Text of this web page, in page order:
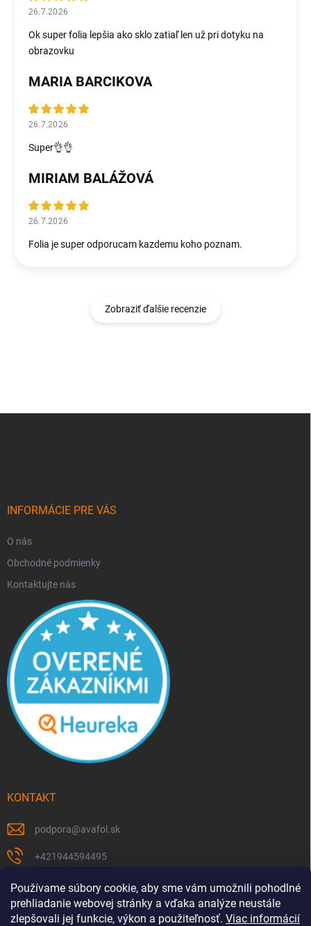
Používame súbory cookie, aby sme vám umožnili pohodlné
prehliadanie webovej stránky a vďaka analýze neustále
zlepšovali jej funkcie, výkon a použiteľnosť. Viac informácií
26.7.2026
Ok super folia lepšia ako sklo zatiaľ len už pri dotyku na
obrazovku
MARIA BARCIKOVA
26.7.2026
Super👌👌
MIRIAM BALÁŽOVÁ
26.7.2026
Folia je super odporucam kazdemu koho poznam.
Zobraziť ďalšie recenzie
INFORMÁCIE PRE VÁS
O nás
Obchodné podmienky
Kontaktujte nás
KONTAKT
podpora@avafol.sk
+421944594495
https://www.facebook.com/p/avafolsk-100091961793102/
avafol.sk/